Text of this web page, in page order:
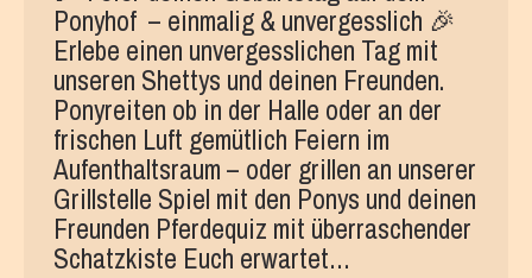
Ponyhof – einmalig & unvergesslich 🎉
Erlebe einen unvergesslichen Tag mit
unseren Shettys und deinen Freunden.
Ponyreiten ob in der Halle oder an der
frischen Luft gemütlich Feiern im
Aufenthaltsraum – oder grillen an unserer
Grillstelle Spiel mit den Ponys und deinen
Freunden Pferdequiz mit überraschender
Schatzkiste Euch erwartet…